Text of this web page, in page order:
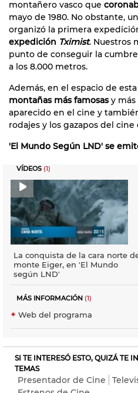
montañero vasco que
mayo de 1980. No obstante,
organizó la primera
expedición Tximist. Nuestros
punto de conseguir la
a los 8.000 metros.
Además, en el espacio de
montañas más famosasy más
aparecido en el cine y
rodajes y los gazapos del
'El Mundo Según LND' se
VÍDEOS (1)
La conquista de la cara norte
monte Eiger, en 'El Mundo
según LND'
MÁS INFORMACIÓN (1)
Web del programa
SI TE INTERESÓ ESTO, QUIZÁ TE
TEMAS
Presentador de Cine